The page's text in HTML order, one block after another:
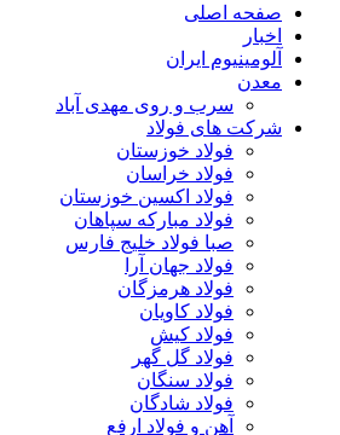
صفحه اصلی
اخبار
آلومینیوم ایران
معدن
سرب و روی مهدی آباد
شرکت های فولاد
فولاد خوزستان
فولاد خراسان
فولاد اکسین خوزستان
فولاد مبارکه سپاهان
صبا فولاد خلیج فارس
فولاد جهان آرا
فولاد هرمزگان
فولاد کاویان
فولاد کیش
فولاد گل گهر
فولاد سنگان
فولاد شادگان
آهن و فولاد ارفع